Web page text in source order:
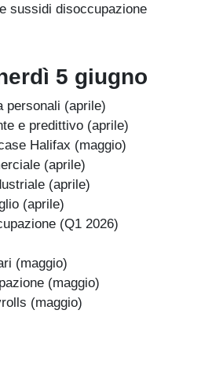
sussidi disoccupazione
5 giugno
personali (aprile)
e predittivo (aprile)
Halifax (maggio)
(aprile)
(aprile)
(aprile)
(Q1 2026)
(maggio)
(maggio)
(maggio)